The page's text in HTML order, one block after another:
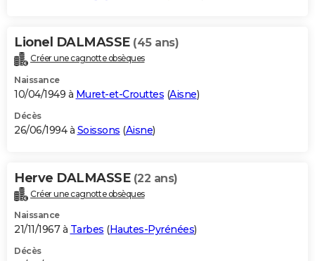
Lionel DALMASSE (45 ans)
Créer une cagnotte obsèques
Naissance
10/04/1949 à Muret-et-Crouttes (Aisne)
Décès
26/06/1994 à Soissons (Aisne)
Herve DALMASSE (22 ans)
Créer une cagnotte obsèques
Naissance
21/11/1967 à Tarbes (Hautes-Pyrénées)
Décès